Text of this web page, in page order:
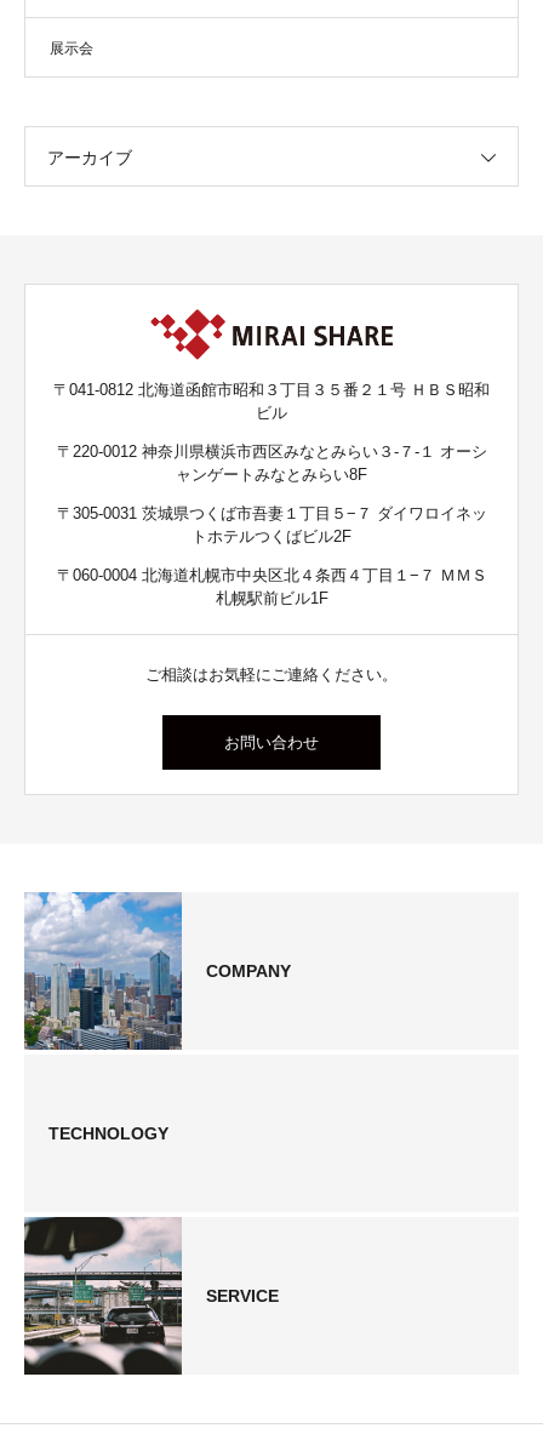
展示会
アーカイブ
〒041-0812 北海道函館市昭和３丁目３５番２１号 ＨＢＳ昭和
ビル
〒220-0012 神奈川県横浜市西区みなとみらい３-７-１ オーシ
ャンゲートみなとみらい8F
〒305-0031 茨城県つくば市吾妻１丁目５−７ ダイワロイネッ
トホテルつくばビル2F
〒060-0004 北海道札幌市中央区北４条西４丁目１−７ ＭＭＳ
札幌駅前ビル1F
ご相談はお気軽にご連絡ください。
お問い合わせ
COMPANY
TECHNOLOGY
SERVICE